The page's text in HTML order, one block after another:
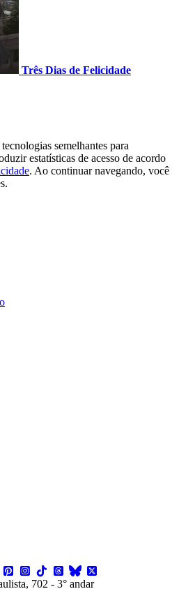
Três Dias de Felicidade
semelhantes para
estatísticas de acesso de acordo
. Ao continuar navegando, você
702 - 3° andar